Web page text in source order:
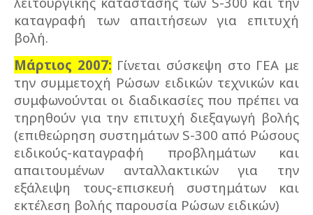
καταγραφή των απαιτήσεων για επιτυχή
βολή.
Μάρτιος 2007: Γίνεται σύσκεψη στο ΓΕΑ με
την συμμετοχή Ρώσων ειδικών τεχνικών και
συμφωνούνται οι διαδικασίες που πρέπει να
τηρηθούν για την επιτυχή διεξαγωγή βολής
(επιθεώρηση συστημάτων S-300 από Ρώσους
ειδικούς-καταγραφή προβλημάτων και
απαιτουμένων ανταλλακτικών για την
εξάλειψη τους-επισκευή συστημάτων και
εκτέλεση βολής παρουσία Ρώσων ειδικών)